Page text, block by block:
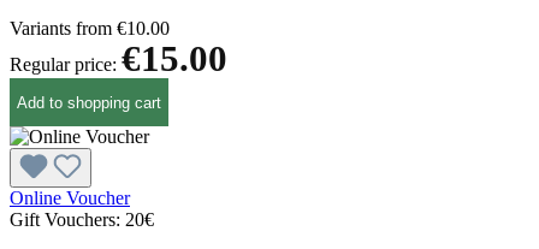
Variants from €10.00
Regular price: €15.00
Add to shopping cart
Online Voucher
Gift Vouchers: 20€